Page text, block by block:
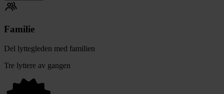
Familie
Del lyttegleden med familien
Tre lyttere av gangen